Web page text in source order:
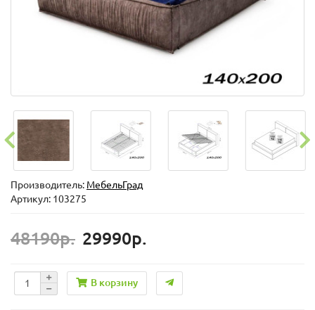
Производитель: МебельГрад
Артикул: 103275
48190р. 29990р.
В корзину